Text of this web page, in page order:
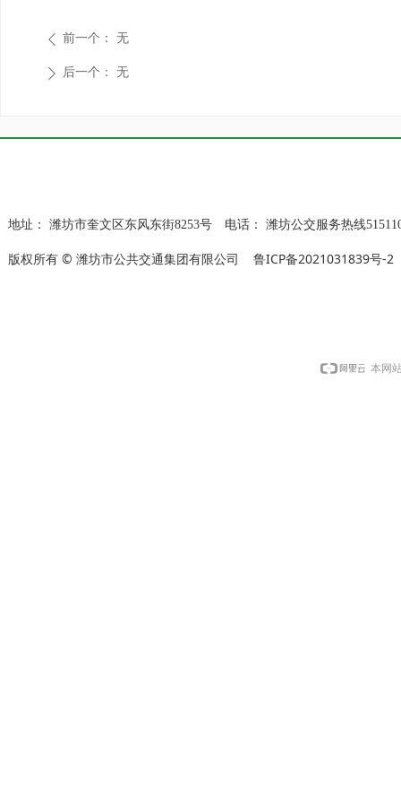
ꄴ 前一个： 无
ꄲ 后一个： 无
地址： 潍坊市奎文区东风东街8253号 电话： 潍坊公交服务热线
版权所有 © 潍坊市公共交通集团有限公司 鲁ICP备2021031839号-2
本网